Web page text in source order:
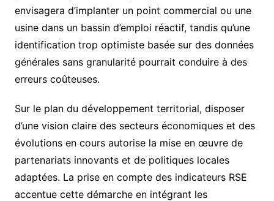
envisagera d’implanter un point commercial ou une
usine dans un bassin d’emploi réactif, tandis qu’une
identification trop optimiste basée sur des données
générales sans granularité pourrait conduire à des
erreurs coûteuses.
Sur le plan du développement territorial, disposer
d’une vision claire des secteurs économiques et des
évolutions en cours autorise la mise en œuvre de
partenariats innovants et de politiques locales
adaptées. La prise en compte des indicateurs RSE
accentue cette démarche en intégrant les